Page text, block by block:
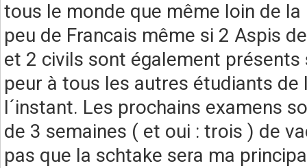
tous le monde que même loin de
peu de Francais même si 2 Aspis
et 2 civils sont également
peur à tous les autres étudiants de
l´instant. Les prochains examens
de 3 semaines ( et oui : trois ) de
pas que la schtake sera ma